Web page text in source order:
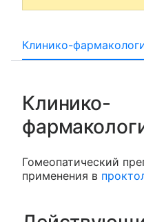
Клинико-
Клинико-
Гомеопатический
применения в